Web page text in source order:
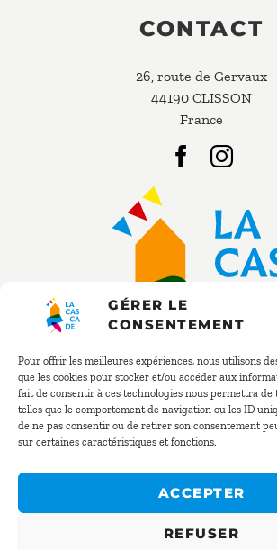
GÉRER LE
CONSENTEMENT
Pour offrir les meilleures expériences, nous utilisons
que les cookies pour stocker et/ou accéder aux
fait de consentir à ces technologies nous permettra de
telles que le comportement de navigation ou les ID
de ne pas consentir ou de retirer son consentement
sur certaines caractéristiques et fonctions.
ACCEPTER
REFUSER
CONTACT
26, route de Gervaux
44190 CLISSON
France
BOOKING
resa@la-cascade.net